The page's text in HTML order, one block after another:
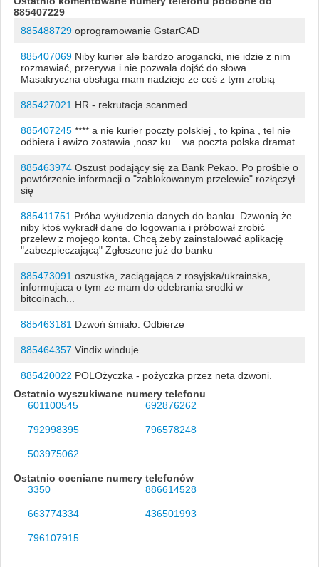
885407229
885488729oprogramowanie GstarCAD
885407069Niby kurier ale bardzo arogancki, nie idzie z nim
rozmawiać, przerywa i nie pozwala dojść do słowa.
Masakryczna obsługa mam nadzieje ze coś z tym zrobią
885427021 HR - rekrutacja scanmed
885407245**** a nie kurier poczty polskiej , to kpina , tel nie
odbiera i awizo zostawia ,nosz ku....wa poczta polska dramat
885463974Oszust podający się za Bank Pekao. Po prośbie o
powtórzenie informacji o "zablokowanym przelewie" rozłączył
się
885411751 Próba wyłudzenia danych do banku. Dzwonią że
niby ktoś wykradł dane do logowania i próbował zrobić
przelew z mojego konta. Chcą żeby zainstalować aplikację
"zabezpieczającą" Zgłoszone już do banku
885473091 oszustka, zaciągająca z rosyjska/ukrainska,
informujaca o tym ze mam do odebrania srodki w
bitcoinach...
885463181 Dzwoń śmiało. Odbierze
885464357 Vindix winduje.
885420022 POLOżyczka - pożyczka przez neta dzwoni.
Ostatnio wyszukiwane numery telefonu
601100545
692876262
792998395 796578248
503975062
Ostatnio oceniane numery telefonów
3350
886614528
663774334 436501993
796107915